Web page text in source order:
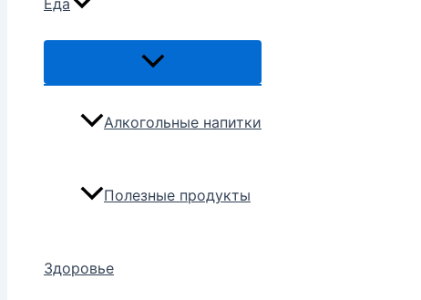
Еда
Переключатель
Алкогольные напитки
Полезные продукты
Здоровье